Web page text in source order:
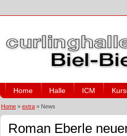
Home Halle ICM
Home » extra » News
Roman Eberle